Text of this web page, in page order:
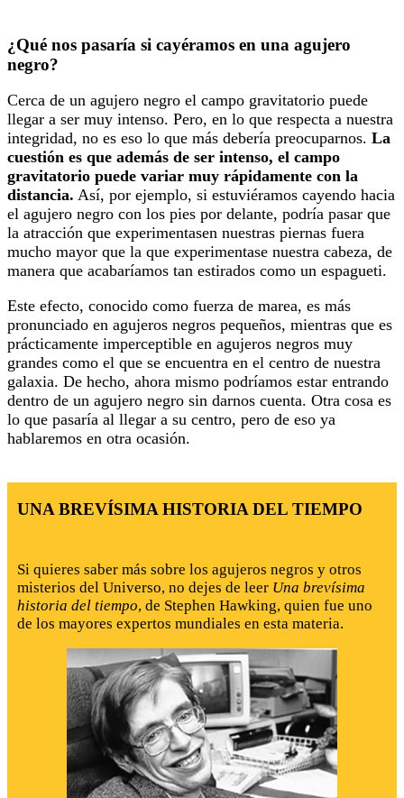
¿Qué nos pasaría si cayéramos en una agujero
negro?
Cerca de un agujero negro el campo gravitatorio puede
llegar a ser muy intenso. Pero, en lo que respecta a nuestra
integridad, no es eso lo que más debería preocuparnos. La
cuestión es que además de ser intenso, el campo
gravitatorio puede variar muy rápidamente con la
distancia. Así, por ejemplo, si estuviéramos cayendo hacia
el agujero negro con los pies por delante, podría pasar que
la atracción que experimentasen nuestras piernas fuera
mucho mayor que la que experimentase nuestra cabeza, de
manera que acabaríamos tan estirados como un espagueti.
Este efecto, conocido como fuerza de marea, es más
pronunciado en agujeros negros pequeños, mientras que es
prácticamente imperceptible en agujeros negros muy
grandes como el que se encuentra en el centro de nuestra
galaxia. De hecho, ahora mismo podríamos estar entrando
dentro de un agujero negro sin darnos cuenta. Otra cosa es
lo que pasaría al llegar a su centro, pero de eso ya
hablaremos en otra ocasión.
UNA BREVÍSIMA HISTORIA DEL TIEMPO
Si quieres saber más sobre los agujeros negros y otros
misterios del Universo, no dejes de leer Una brevísima
historia del tiempo, de Stephen Hawking, quien fue uno
de los mayores expertos mundiales en esta materia.